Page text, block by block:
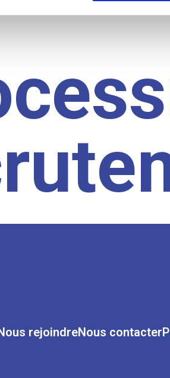
rejoindreNous contacter